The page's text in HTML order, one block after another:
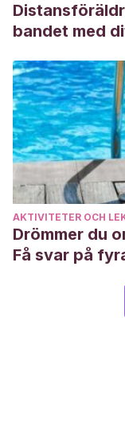
bandet med
AKTIVITETER OCH
Drömmer du
Få svar på